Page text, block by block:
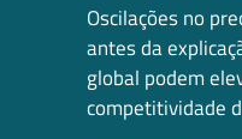
Oscilações no
antes da
global podem
competitividade